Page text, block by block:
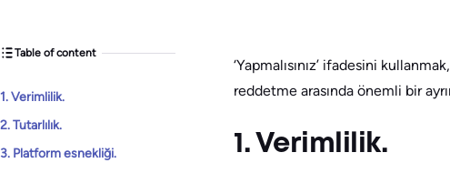
Table of content
1. Verimlilik.
2. Tutarlılık.
3. Platform esnekliği.
‘Yapmalısınız’ ifadesini
reddetme arasında önemli bir
1. Verimlilik.